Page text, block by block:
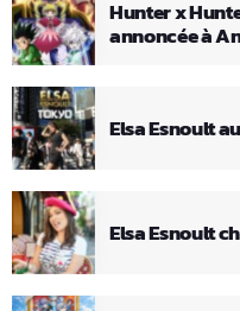
Hunter x
annoncée à
Elsa Esnoult
Elsa Esnoult